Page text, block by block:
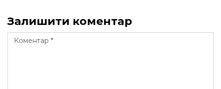
Залишити коментар